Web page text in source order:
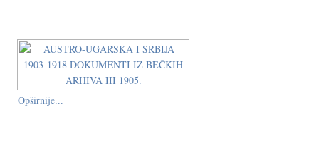
Opširnije...